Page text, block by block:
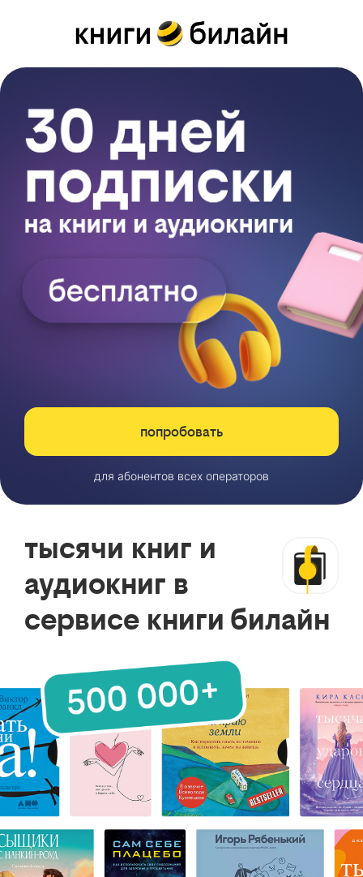
попробовать
для абонентов всех операторов
тысячи книг и
аудиокниг в
сервисе книги билайн